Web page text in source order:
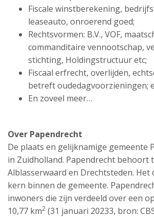
Fiscale winstberekening,
leaseauto, onroerend goed;
Rechtsvormen: B.V., VOF,
commanditaire vennootschap,
stichting, Holdingstructuur etc;
Fiscaal erfrecht, overlijden,
betreft oudedagvoorzieningen;
En zoveel meer…
Over Papendrecht
De plaats en gelijknamige gemeente
in Zuidholland. Papendrecht behoort
Alblasserwaard en Drechtsteden. Het
kern binnen de gemeente.
inwoners die zijn verdeeld over een
10,77 km2 (31 januari 20233, bron: